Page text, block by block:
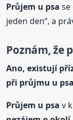
Průjem u psa se
jeden den“, a
Poznám, že
Ano, existují
při průjmu u
Průjem u psa v